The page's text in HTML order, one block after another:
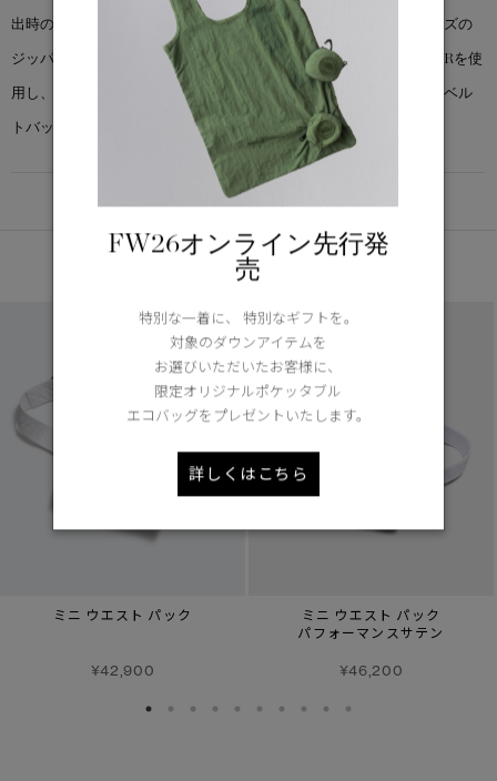
出時の必需品をより小さなサイズに再構築しました。ジャストサイズの
ジッパー付きポケットの内側にはカードホルダー付き。コーデュラRを使
用し、調節可能なストラップとバックル開閉で、クロスボディにもベル
トバッグにもなる万能アクセサリーです。
DETAIL
あなたへのおすすめ
ミニ ウエスト パック
¥42,900
ミニ ウエスト パック
パフォーマンスサテン
¥46,200
FW26オンライン先行発
売
特別な一着に、 特別なギフトを。
対象のダウンアイテムを
お選びいただいたお客様に、
限定オリジナルポケッタブル
エコバッグをプレゼントいたします。
詳しくはこちら